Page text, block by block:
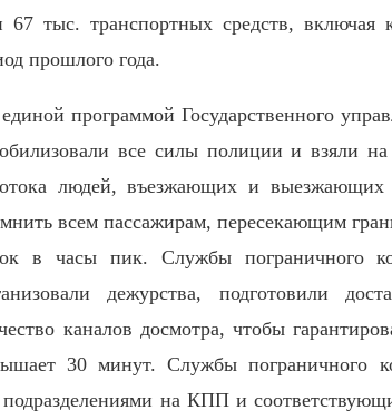
67 тыс. транспортных средств,
прошлого года.
программой Государственного
все силы полиции и взяли
людей, въезжающих и выезжающих
всем пассажирам, пересекающим
в часы пик. Службы пограничного
дежурства, подготовили
каналов досмотра, чтобы
30 минут. Службы пограничного
на КПП и